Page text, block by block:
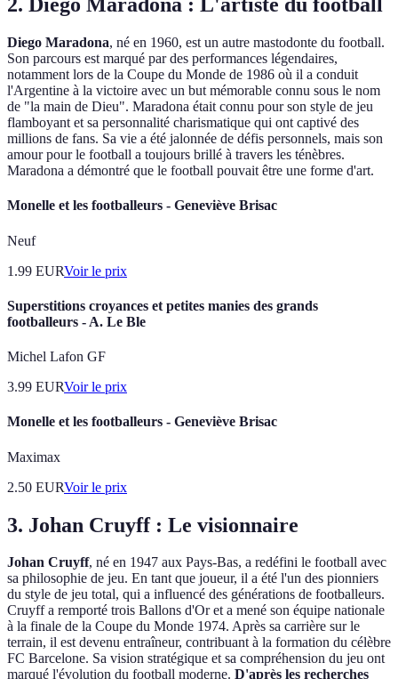
Diego Maradona, né en 1960, est un autre mastodonte du football.
Son parcours est marqué par des performances légendaires,
notamment lors de la Coupe du Monde de 1986 où il a conduit
l'Argentine à la victoire avec un but mémorable connu sous le nom
de "la main de Dieu". Maradona était connu pour son style de jeu
flamboyant et sa personnalité charismatique qui ont captivé des
millions de fans. Sa vie a été jalonnée de défis personnels, mais son
amour pour le football a toujours brillé à travers les ténèbres.
Maradona a démontré que le football pouvait être une forme d'art.
Monelle et les footballeurs - Geneviève Brisac
Neuf
1.99 EURVoir le prix
Superstitions croyances et petites manies des grands
footballeurs - A. Le Ble
Michel Lafon GF
3.99 EURVoir le prix
Monelle et les footballeurs - Geneviève Brisac
Maximax
2.50 EURVoir le prix
3. Johan Cruyff : Le visionnaire
Johan Cruyff, né en 1947 aux Pays-Bas, a redéfini le football avec
sa philosophie de jeu. En tant que joueur, il a été l'un des pionniers
du style de jeu total, qui a influencé des générations de footballeurs.
Cruyff a remporté trois Ballons d'Or et a mené son équipe nationale
à la finale de la Coupe du Monde 1974. Après sa carrière sur le
terrain, il est devenu entraîneur, contribuant à la formation du célèbre
FC Barcelone. Sa vision stratégique et sa compréhension du jeu ont
marqué l'évolution du football moderne. D'après les recherches